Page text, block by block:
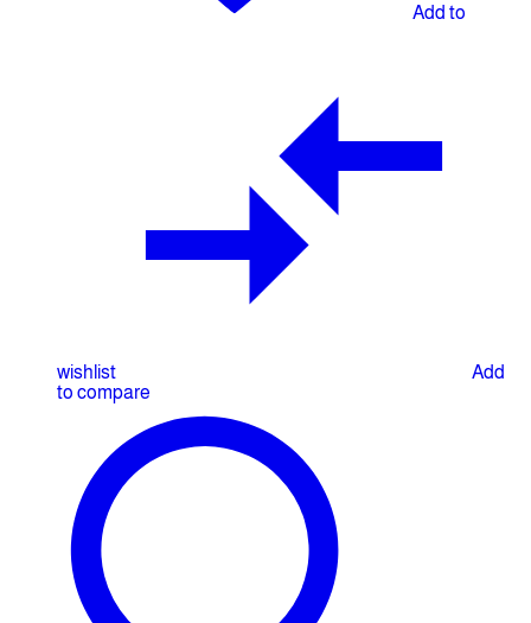
Add to
wishlist
Add
to compare